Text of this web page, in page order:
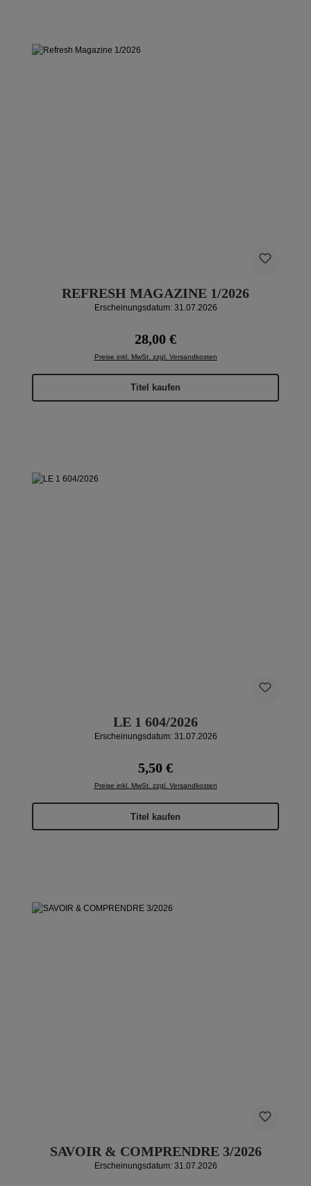
REFRESH MAGAZINE 1/2026
Erscheinungsdatum: 31.07.2026
Regulärer Preis:
28,00 €
Preise inkl. MwSt. zzgl. Versandkosten
Titel kaufen
LE 1 604/2026
Erscheinungsdatum: 31.07.2026
Regulärer Preis:
5,50 €
Preise inkl. MwSt. zzgl. Versandkosten
Titel kaufen
SAVOIR & COMPRENDRE 3/2026
Erscheinungsdatum: 31.07.2026